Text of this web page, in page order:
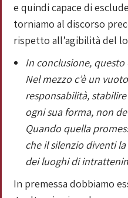
e quindi capace di
torniamo al discorso
rispetto all’agibilità del
In conclusione,
Nel mezzo c’è un
responsabilità,
ogni sua forma, non
Quando quella
che il silenzio diventi
dei luoghi di
In premessa dobbiamo